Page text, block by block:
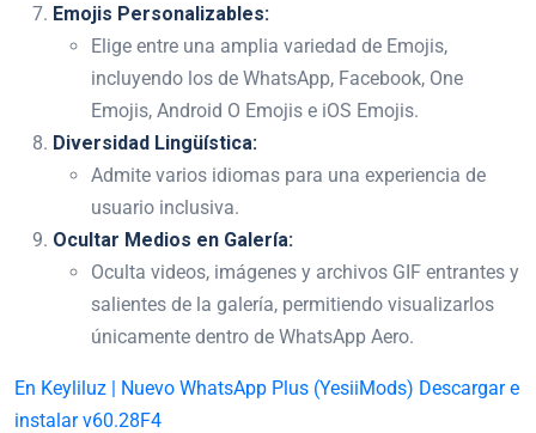
Emojis Personalizables:
Elige entre una amplia variedad de Emojis,
incluyendo los de WhatsApp, Facebook, One
Emojis, Android O Emojis e iOS Emojis.
Diversidad Lingüística:
Admite varios idiomas para una experiencia de
usuario inclusiva.
Ocultar Medios en Galería:
Oculta videos, imágenes y archivos GIF entrantes y
salientes de la galería, permitiendo visualizarlos
únicamente dentro de WhatsApp Aero.
En Keyliluz | Nuevo WhatsApp Plus (YesiiMods) Descargar e
instalar v60.28F4